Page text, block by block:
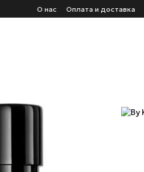
О нас Оплата и доставка